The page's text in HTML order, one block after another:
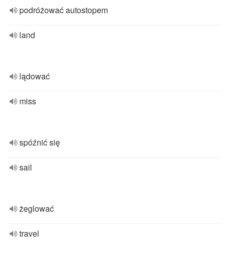
podróżować autostopem
land
lądować
miss
spóźnić się
sail
żeglować
travel